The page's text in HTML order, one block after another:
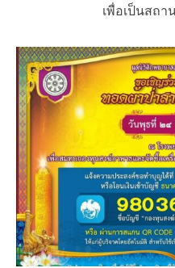
s
d
o
n
เพื่อเป็นสถ